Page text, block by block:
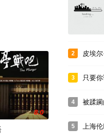
8.0
2 皮埃
3 只要
4 被蹂
5 上海